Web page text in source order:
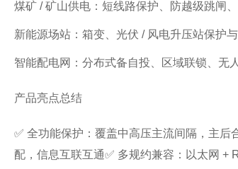
煤矿 / 矿山供电：短线路保护、防越级跳闸
新能源场站：箱变、光伏 / 风电升压站保护
智能配电网：分布式备自投、区域联锁、无
产品亮点总结
✅ 全功能保护：覆盖中高压主流间隔，主后
配，信息互联互通✅ 多规约兼容：以太网 +